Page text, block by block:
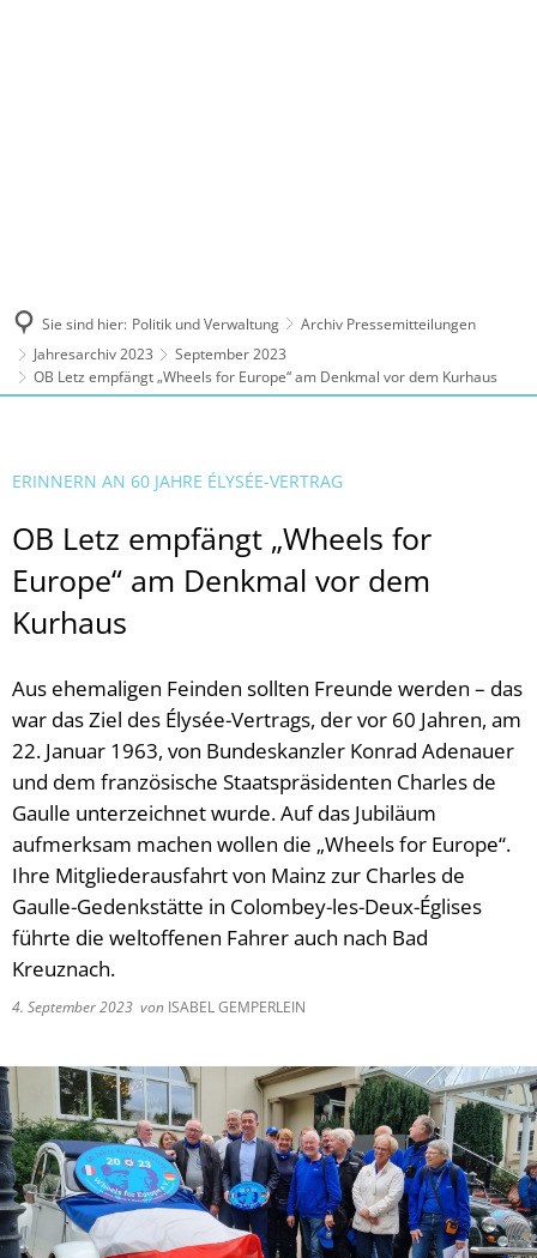
Sie sind hier: Politik und Verwaltung
Archiv Pressemitteilungen
Jahresarchiv 2023
September 2023
OB Letz empfängt „Wheels for Europe“ am Denkmal vor dem Kurhaus
ERINNERN AN 60 JAHRE ÉLYSÉE-VERTRAG
OB Letz empfängt „Wheels for
Europe“ am Denkmal vor dem
Kurhaus
Aus ehemaligen Feinden sollten Freunde werden – das
war das Ziel des Élysée-Vertrags, der vor 60 Jahren, am
22. Januar 1963, von Bundeskanzler Konrad Adenauer
und dem französische Staatspräsidenten Charles de
Gaulle unterzeichnet wurde. Auf das Jubiläum
aufmerksam machen wollen die „Wheels for Europe“.
Ihre Mitgliederausfahrt von Mainz zur Charles de
Gaulle-Gedenkstätte in Colombey-les-Deux-Églises
führte die weltoffenen Fahrer auch nach Bad
Kreuznach.
4. September 2023 von ISABEL GEMPERLEIN